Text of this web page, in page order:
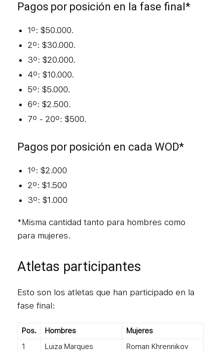
Pagos por posición en la fase final*
1º: $50.000.
2º: $30.000.
3º: $20.000.
4º: $10.000.
5º: $5.000.
6º: $2.500.
7º - 20º: $500.
Pagos por posición en cada WOD*
1º: $2.000
2º: $1.500
3º: $1.000
*Misma cantidad tanto para hombres como
para mujeres.
Atletas participantes
Esto son los atletas que han participado en la
fase final:
Pos. Hombres
Mujeres
1
Luiza Marques
Roman Khrennikov